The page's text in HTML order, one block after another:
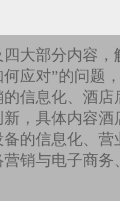
大部分内容，
应对”的问题
信息化、酒
，具体内容
的信息化、
销与电子商